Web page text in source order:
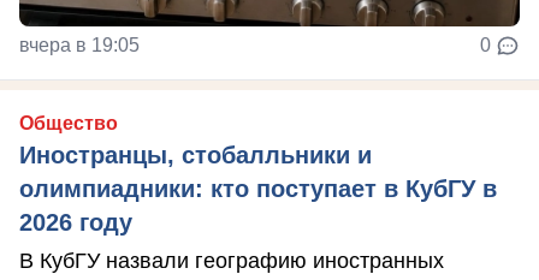
вчера в 19:05 0
Общество
Иностранцы, стобалльники и
олимпиадники: кто поступает в КубГУ в
2026 году
В КубГУ назвали географию иностранных